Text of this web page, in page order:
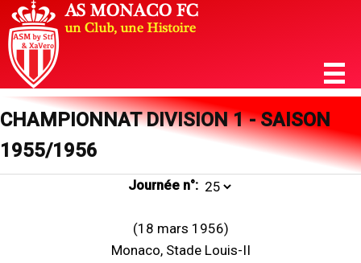
CHAMPIONNAT DIVISION 1 - SAISON
1955/1956
Journée n°:
(18 mars 1956)
Monaco, Stade Louis-II